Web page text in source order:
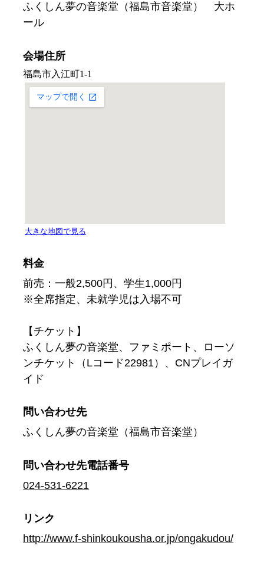
ふくしん夢の音楽堂（福島市音楽堂） 大ホ
ール
会場住所
料金
前売：一般2,500円、学生1,000円
※全席指定、未就学児は入場不可
【チケット】
ふくしん夢の音楽堂、ファミポート、ローソ
ンチケット（Lコード22981）、CNプレイガ
イド
問い合わせ先
ふくしん夢の音楽堂（福島市音楽堂）
問い合わせ先電話番号
024-531-6221
リンク
http://www.f-shinkoukousha.or.jp/ongakudou/